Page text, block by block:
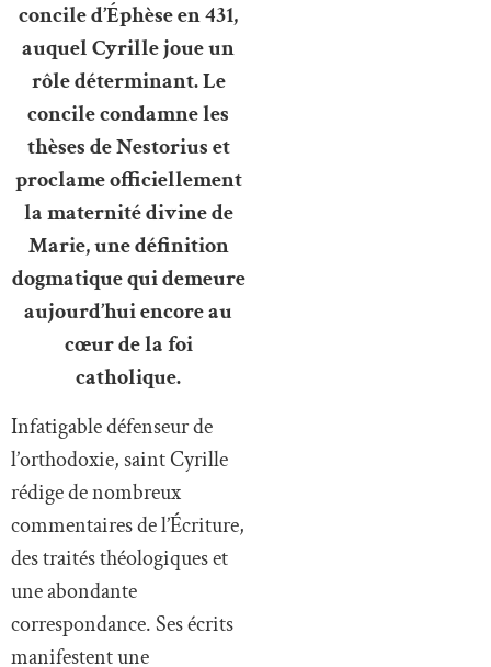
concile d’Éphèse en 431,
auquel Cyrille joue un
rôle déterminant. Le
concile condamne les
thèses de Nestorius et
proclame officiellement
la maternité divine de
Marie, une définition
dogmatique qui demeure
aujourd’hui encore au
cœur de la foi
catholique.
Infatigable défenseur de
l’orthodoxie, saint Cyrille
rédige de nombreux
commentaires de l’Écriture,
des traités théologiques et
une abondante
correspondance. Ses écrits
manifestent une